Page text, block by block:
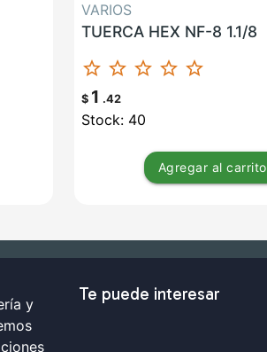
VARIOS
TUERCA HEX NF-8 1.1/8
star_border star_border star_border star_border star_border
$ 1 .42
Stock: 40
Agregar al carrito
y
Te puede interesar